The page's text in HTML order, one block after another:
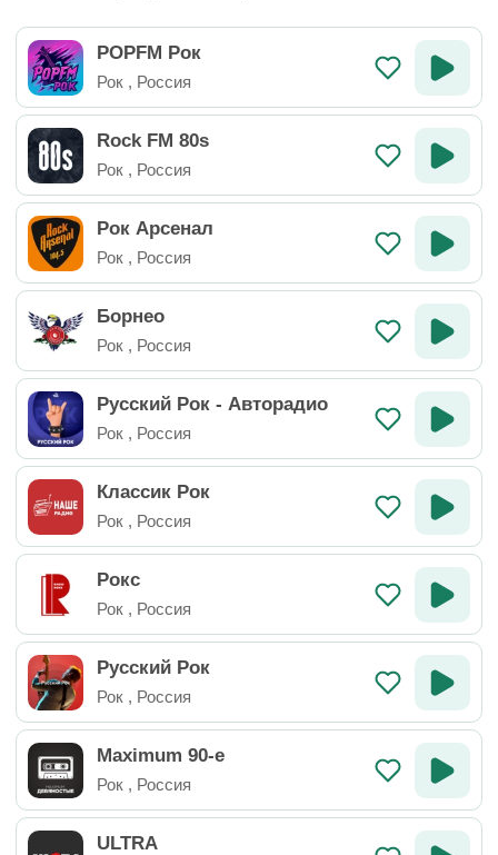
POPFM Рок
Рок , Россия
Rock FM 80s
Рок , Россия
Рок Арсенал
Рок , Россия
Борнео
Рок , Россия
Русский Рок - Авторадио
Рок , Россия
Классик Рок
Рок , Россия
Рокс
Рок , Россия
Русский Рок
Рок , Россия
Maximum 90-e
Рок , Россия
ULTRA